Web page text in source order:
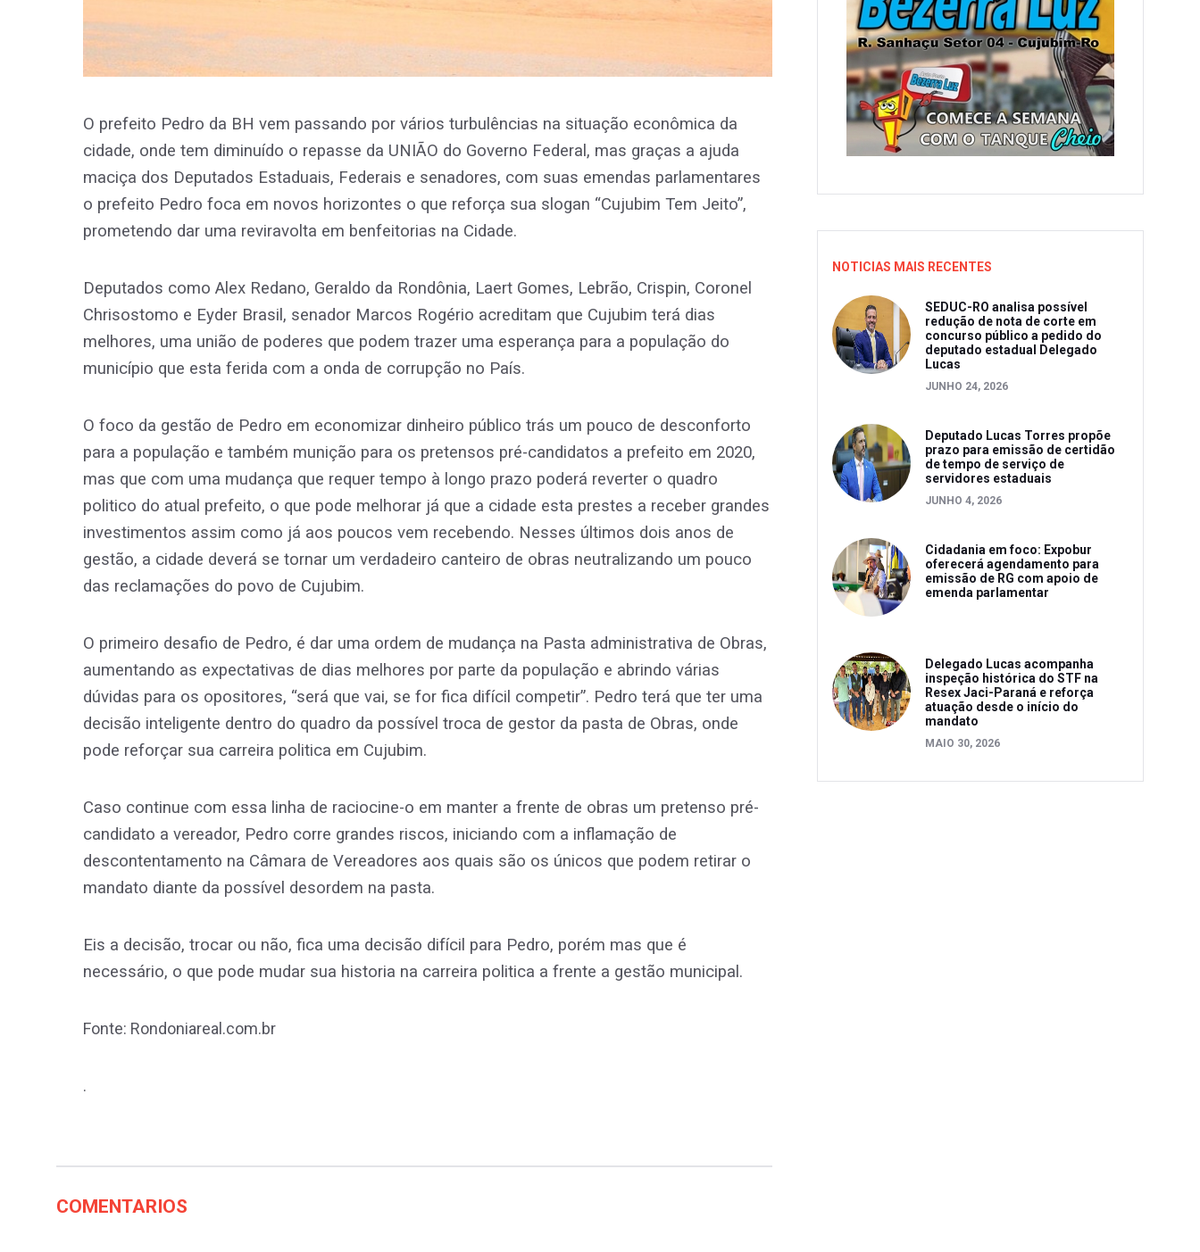
O prefeito Pedro da BH vem passando por vários turbulências na situação econômica da
cidade, onde tem diminuído o repasse da UNIÃO do Governo Federal, mas graças a ajuda
maciça dos Deputados Estaduais, Federais e senadores, com suas emendas parlamentares
o prefeito Pedro foca em novos horizontes o que reforça sua slogan “Cujubim Tem Jeito”,
prometendo dar uma reviravolta em benfeitorias na Cidade.
Deputados como Alex Redano, Geraldo da Rondônia, Laert Gomes, Lebrão, Crispin, Coronel
Chrisostomo e Eyder Brasil, senador Marcos Rogério acreditam que Cujubim terá dias
melhores, uma união de poderes que podem trazer uma esperança para a população do
município que esta ferida com a onda de corrupção no País.
O foco da gestão de Pedro em economizar dinheiro público trás um pouco de desconforto
para a população e também munição para os pretensos pré-candidatos a prefeito em 2020,
mas que com uma mudança que requer tempo à longo prazo poderá reverter o quadro
politico do atual prefeito, o que pode melhorar já que a cidade esta prestes a receber grandes
investimentos assim como já aos poucos vem recebendo. Nesses últimos dois anos de
gestão, a cidade deverá se tornar um verdadeiro canteiro de obras neutralizando um pouco
das reclamações do povo de Cujubim.
O primeiro desafio de Pedro, é dar uma ordem de mudança na Pasta administrativa de Obras,
aumentando as expectativas de dias melhores por parte da população e abrindo várias
dúvidas para os opositores, “será que vai, se for fica difícil competir”. Pedro terá que ter uma
decisão inteligente dentro do quadro da possível troca de gestor da pasta de Obras, onde
pode reforçar sua carreira politica em Cujubim.
Caso continue com essa linha de raciocine-o em manter a frente de obras um pretenso pré-
candidato a vereador, Pedro corre grandes riscos, iniciando com a inflamação de
descontentamento na Câmara de Vereadores aos quais são os únicos que podem retirar o
mandato diante da possível desordem na pasta.
Eis a decisão, trocar ou não, fica uma decisão difícil para Pedro, porém mas que é
necessário, o que pode mudar sua historia na carreira politica a frente a gestão municipal.
Fonte: Rondoniareal.com.br
.
COMENTARIOS
NOTICIAS MAIS RECENTES
SEDUC-RO analisa possível
redução de nota de corte em
concurso público a pedido do
deputado estadual Delegado
Lucas
JUNHO 24, 2026
Deputado Lucas Torres propõe
prazo para emissão de certidão
de tempo de serviço de
servidores estaduais
JUNHO 4, 2026
Cidadania em foco: Expobur
oferecerá agendamento para
emissão de RG com apoio de
emenda parlamentar
Delegado Lucas acompanha
inspeção histórica do STF na
Resex Jaci-Paraná e reforça
atuação desde o início do
mandato
MAIO 30, 2026